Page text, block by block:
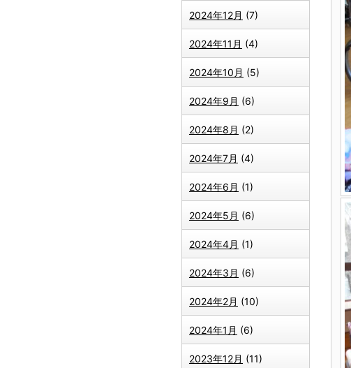
2024年12月 (7)
2024年11月 (4)
2024年10月 (5)
2024年9月 (6)
2024年8月 (2)
2024年7月 (4)
2024年6月 (1)
2024年5月 (6)
2024年4月 (1)
2024年3月 (6)
2024年2月 (10)
2024年1月 (6)
2023年12月 (11)